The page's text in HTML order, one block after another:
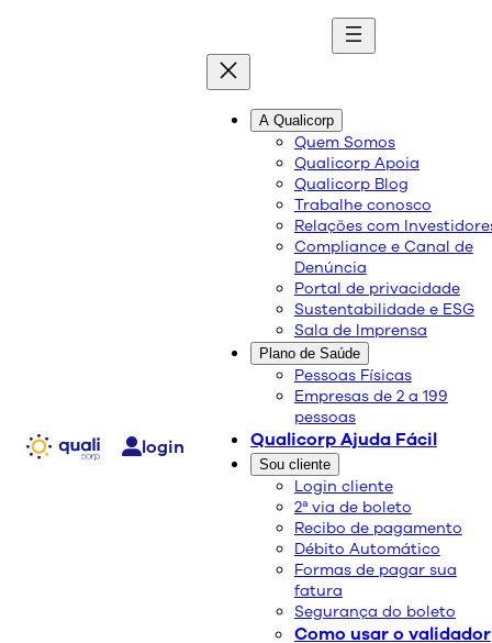
login
A Qualicorp
Quem Somos
Qualicorp Apoia
Qualicorp Blog
Trabalhe conosco
Relações com
Compliance e Canal de
Denúncia
Portal de privacidade
Sustentabilidade e ESG
Sala de Imprensa
Plano de Saúde
Pessoas Físicas
Empresas de 2 a 199
pessoas
Qualicorp Ajuda Fácil
Sou cliente
Login cliente
2ª via de boleto
Recibo de pagamento
Débito Automático
Formas de pagar sua
fatura
Segurança do boleto
Como usar o validador
bem-estar
Conteúdo de qualidade e as melhores
soluções sobre saúde e bem-estar.
Bem-estar Saúde e Bem-Estar
Cuidados com a saúde tornam o
carnaval mais divertido